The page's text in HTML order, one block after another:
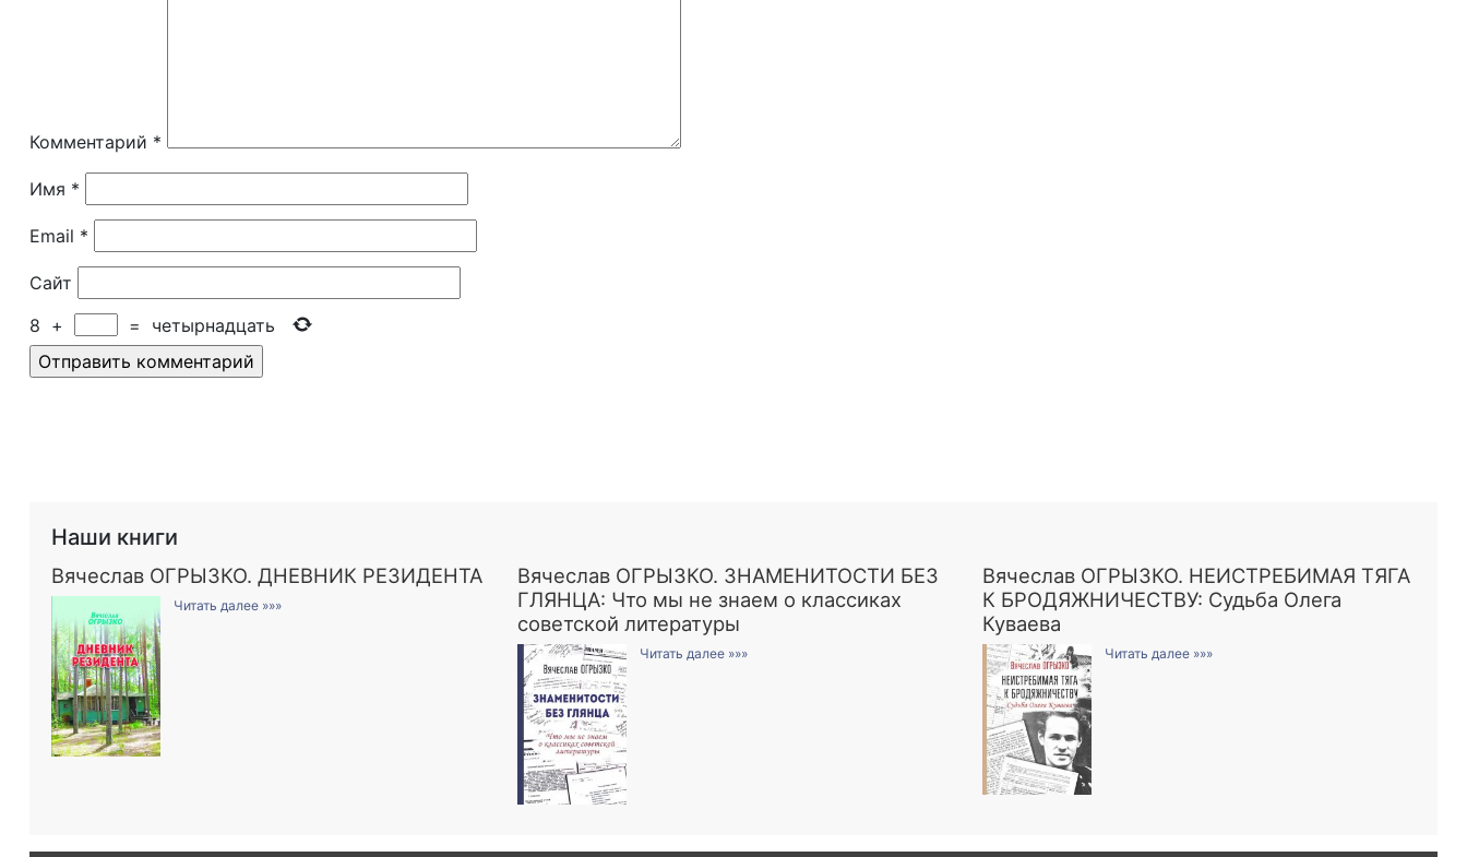
Комментарий *
Имя *
Email *
Сайт
8 + = четырнадцать
Наши книги
Вячеслав ОГРЫЗКО. ДНЕВНИК РЕЗИДЕНТА
Читать далее »»»
Вячеслав ОГРЫЗКО. ЗНАМЕНИТОСТИ БЕЗ
ГЛЯНЦА: Что мы не знаем о классиках
советской литературы
Читать далее »»»
Вячеслав ОГРЫЗКО. НЕИСТРЕБИМАЯ ТЯГА
К БРОДЯЖНИЧЕСТВУ: Судьба Олега
Куваева
Читать далее »»»